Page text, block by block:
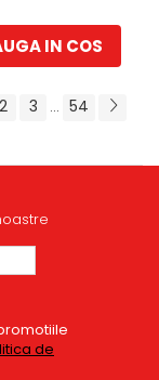
IN COS
2 3 ... 54
de